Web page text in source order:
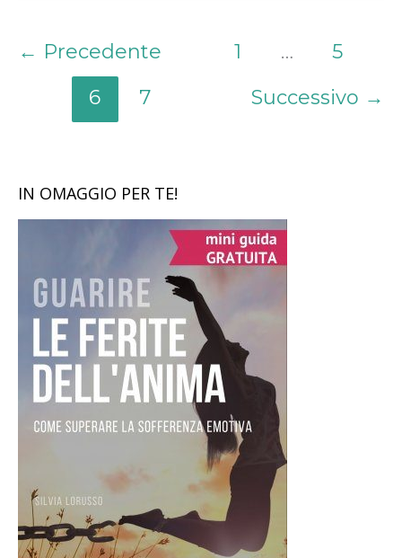
← Precedente 1 …
5
6
7 Successivo →
IN OMAGGIO PER TE!